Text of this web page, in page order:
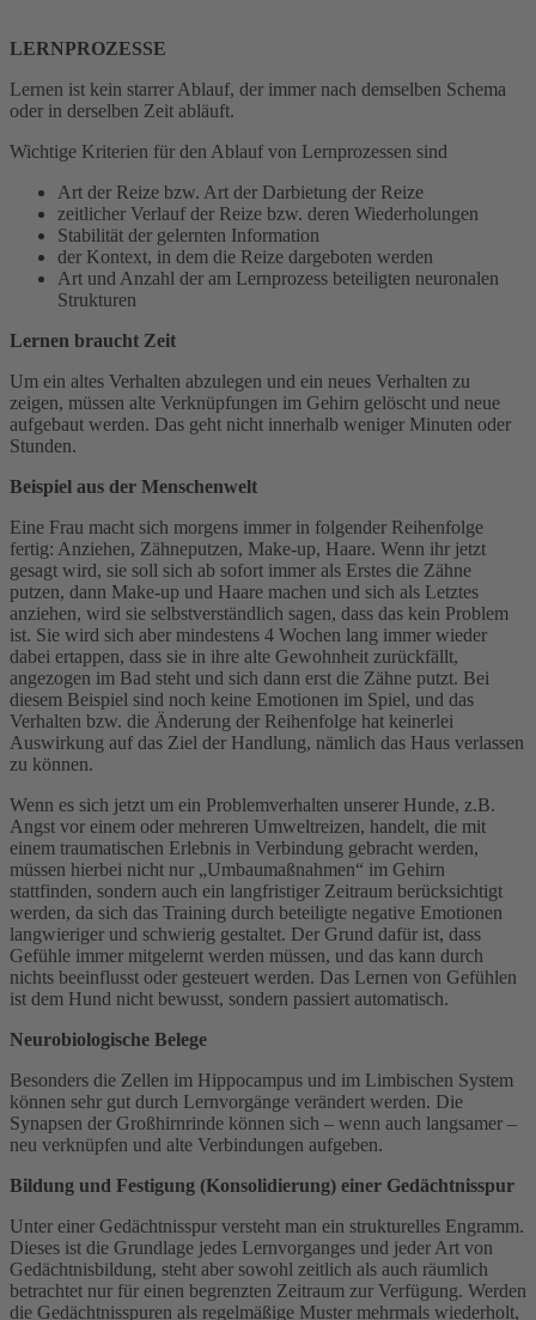
LERNPROZESSE
Lernen ist kein starrer Ablauf, der immer nach demselben Schema
oder in derselben Zeit abläuft.
Wichtige Kriterien für den Ablauf von Lernprozessen sind
Art der Reize bzw. Art der Darbietung der Reize
zeitlicher Verlauf der Reize bzw. deren Wiederholungen
Stabilität der gelernten Information
der Kontext, in dem die Reize dargeboten werden
Art und Anzahl der am Lernprozess beteiligten neuronalen
Strukturen
Lernen braucht Zeit
Um ein altes Verhalten abzulegen und ein neues Verhalten zu
zeigen, müssen alte Verknüpfungen im Gehirn gelöscht und neue
aufgebaut werden. Das geht nicht innerhalb weniger Minuten oder
Stunden.
Beispiel aus der Menschenwelt
Eine Frau macht sich morgens immer in folgender Reihenfolge
fertig: Anziehen, Zähneputzen, Make-up, Haare. Wenn ihr jetzt
gesagt wird, sie soll sich ab sofort immer als Erstes die Zähne
putzen, dann Make-up und Haare machen und sich als Letztes
anziehen, wird sie selbstverständlich sagen, dass das kein Problem
ist. Sie wird sich aber mindestens 4 Wochen lang immer wieder
dabei ertappen, dass sie in ihre alte Gewohnheit zurückfällt,
angezogen im Bad steht und sich dann erst die Zähne putzt. Bei
diesem Beispiel sind noch keine Emotionen im Spiel, und das
Verhalten bzw. die Änderung der Reihenfolge hat keinerlei
Auswirkung auf das Ziel der Handlung, nämlich das Haus verlassen
zu können.
Wenn es sich jetzt um ein Problemverhalten unserer Hunde, z.B.
Angst vor einem oder mehreren Umweltreizen, handelt, die mit
einem traumatischen Erlebnis in Verbindung gebracht werden,
müssen hierbei nicht nur „Umbaumaßnahmen“ im Gehirn
stattfinden, sondern auch ein langfristiger Zeitraum berücksichtigt
werden, da sich das Training durch beteiligte negative Emotionen
langwieriger und schwierig gestaltet. Der Grund dafür ist, dass
Gefühle immer mitgelernt werden müssen, und das kann durch
nichts beeinflusst oder gesteuert werden. Das Lernen von Gefühlen
ist dem Hund nicht bewusst, sondern passiert automatisch.
Neurobiologische Belege
Besonders die Zellen im Hippocampus und im Limbischen System
können sehr gut durch Lernvorgänge verändert werden. Die
Synapsen der Großhirnrinde können sich – wenn auch langsamer –
neu verknüpfen und alte Verbindungen aufgeben.
Bildung und Festigung (Konsolidierung) einer Gedächtnisspur
Unter einer Gedächtnisspur versteht man ein strukturelles Engramm.
Dieses ist die Grundlage jedes Lernvorganges und jeder Art von
Gedächtnisbildung, steht aber sowohl zeitlich als auch räumlich
betrachtet nur für einen begrenzten Zeitraum zur Verfügung. Werden
die Gedächtnisspuren als regelmäßige Muster mehrmals wiederholt,